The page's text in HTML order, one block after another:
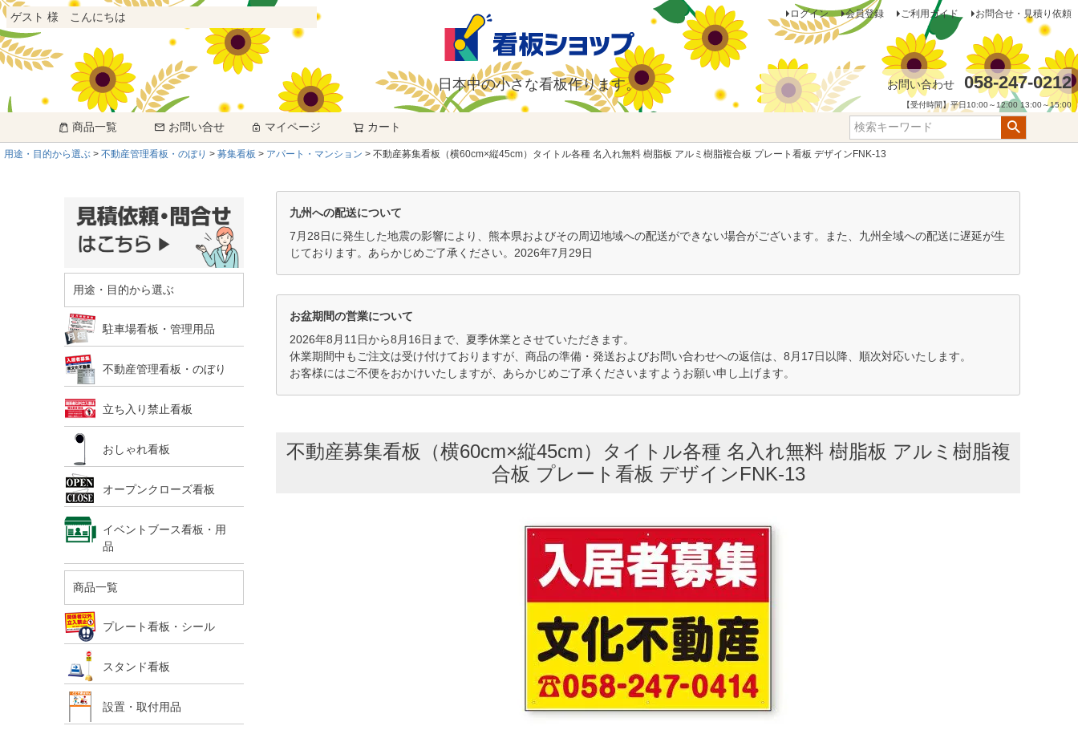
ゲスト 様 こんにちは
日本中の小さな看板作ります。
ログイン 会員登録 ご利用ガイド お問合せ・見積り依頼
お問い合わせ 058-247-0212
【受付時間】平日10:00～12:00 13:00～15:00
商品一覧 お問い合せ マイページ カート
用途・目的から選ぶ 不動産管理看板・のぼり 募集看板 アパート・マンション 不動産募集看板（横60cm×縦45cm）タイトル各種 名入れ無料 樹脂板 アルミ樹脂複合板 プレート看板 デザインFNK-13
用途・目的から選ぶ
駐車場看板・管理用品
不動産管理看板・のぼり
立ち入り禁止看板
おしゃれ看板
オープンクローズ看板
イベントブース看板・用
品
商品一覧
プレート看板・シール
スタンド看板
設置・取付用品
九州への配送について
7月28日に発生した地震の影響により、熊本県およびその周辺地域への配送ができない場合がございます。また、九州全域への配送に遅延が生
じております。あらかじめご了承ください。2026年7月29日
お盆期間の営業について
2026年8月11日から8月16日まで、夏季休業とさせていただきます。
休業期間中もご注文は受け付けておりますが、商品の準備・発送およびお問い合わせへの返信は、8月17日以降、順次対応いたします。
お客様にはご不便をおかけいたしますが、あらかじめご了承くださいますようお願い申し上げます。
不動産募集看板（横60cm×縦45cm）タイトル各種 名入れ無料 樹脂板 アルミ樹脂複
合板 プレート看板 デザインFNK-13